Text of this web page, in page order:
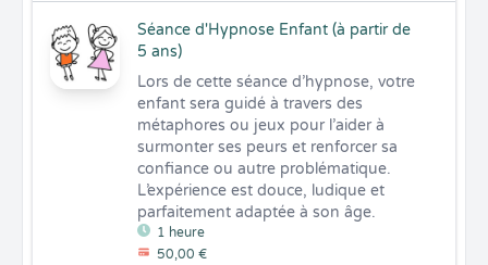
Séance d'Hypnose Enfant (à partir de
5 ans)
1 heure
50,00 €
Lors de cette séance d’hypnose, votre
enfant sera guidé à travers des
métaphores ou jeux pour l’aider à
surmonter ses peurs et renforcer sa
confiance ou autre problématique.
L’expérience est douce, ludique et
parfaitement adaptée à son âge.